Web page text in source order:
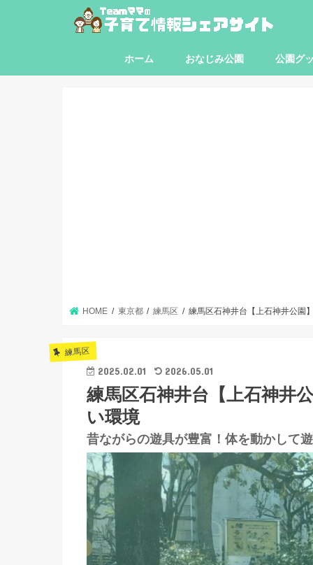
ホーム おなじみ公園 公園グ
HOME 東京都 練馬区 練馬区石神井台【上石神井公園
練馬区
2025.02.01 2026.05.01
練馬区石神井台【上石神井
い環境
昔ながらの遊具が豊富！体を動かして